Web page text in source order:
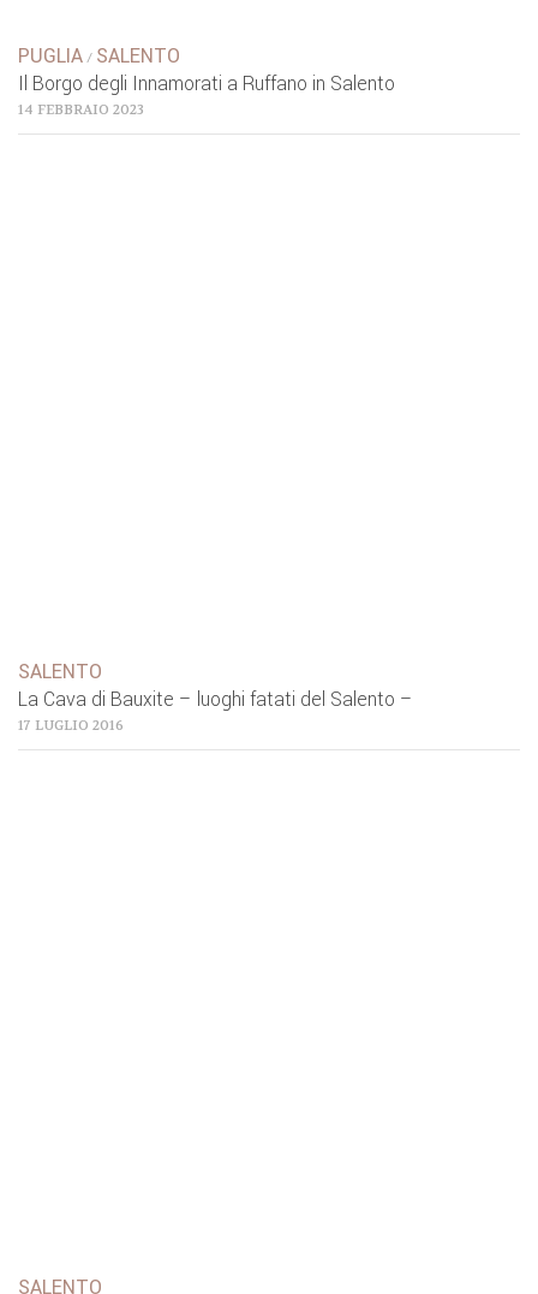
PUGLIA / SALENTO
Il Borgo degli Innamorati a Ruffano in Salento
14 FEBBRAIO 2023
SALENTO
La Cava di Bauxite – luoghi fatati del Salento –
17 LUGLIO 2016
SALENTO